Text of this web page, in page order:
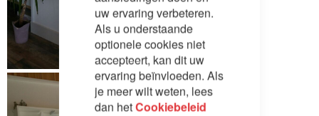
uw ervaring verbeteren.
Als u onderstaande
optionele cookies niet
accepteert, kan dit uw
ervaring beïnvloeden. Als
je meer wilt weten, lees
dan hetCookiebeleid